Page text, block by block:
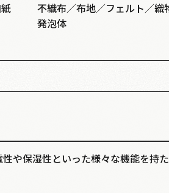
不織布／布地／フェルト／織
発泡体
保湿性といった様々な機能を持